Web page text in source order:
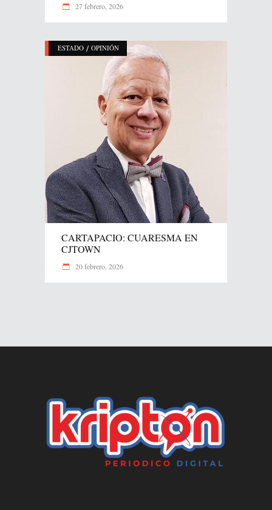
27 febrero, 2026
ESTADO / OPINIÓN
CARTAPACIO: CUARESMA EN
CJTOWN
20 febrero, 2026